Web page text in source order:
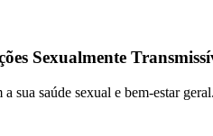
Sexualmente
saúde sexual e bem-estar